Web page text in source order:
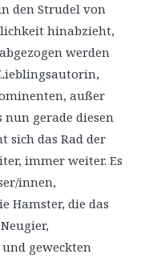
den Strudel von
hinabzieht,
werden
außer
gerade diesen
sich das Rad der
immer weiter. Es
innen,
Hamster, die das
geweckten